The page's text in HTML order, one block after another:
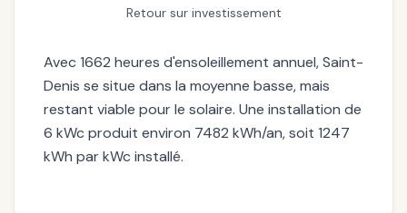
Retour sur investissement
Avec 1662 heures d'ensoleillement annuel, Saint-
Denis se situe dans la moyenne basse, mais
restant viable pour le solaire. Une installation de
6 kWc produit environ 7482 kWh/an, soit 1247
kWh par kWc installé.